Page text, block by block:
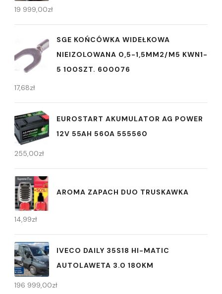
19 999,00zł
SGE KOŃCÓWKA WIDEŁKOWA
NIEIZOLOWANA 0,5-1,5MM2/M5 KWN1-
5 100SZT. 600076
17,68zł
EUROSTART AKUMULATOR AG POWER
12V 55AH 560A 555560
255,00zł
AROMA ZAPACH DUO TRUSKAWKA
14,99zł
IVECO DAILY 35S18 HI-MATIC
AUTOLAWETA 3.0 180KM
196 999,00zł